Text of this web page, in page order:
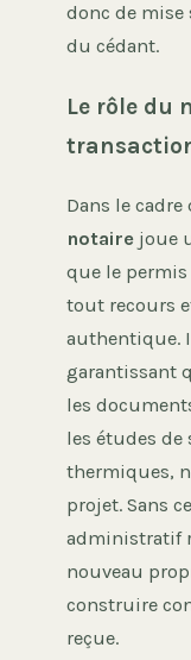
donc de mise
du cédant.
Le rôle du
Dans le
notaire joue
que le
tout recours
authentique.
garantissant
les
les études de
thermiques,
projet. Sans
administratif
nouveau
construire
reçue.